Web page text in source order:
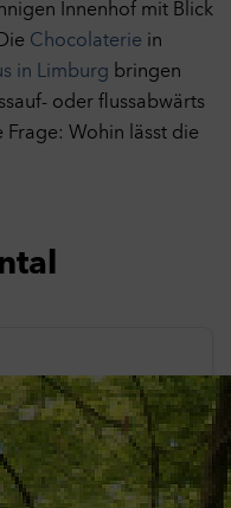
Innenhof mit Blick
Chocolaterie in
in Limburg bringen
oder flussabwärts
Frage: Wohin lässt die